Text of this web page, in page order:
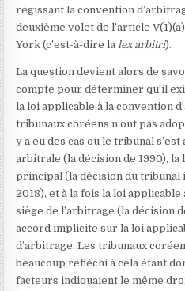
régissant la convention
deuxième volet de l’article
York (c’est-à-dire lalex arbitri).
La question devient alors de
compte pour déterminer qu’il
la loi applicable à la convention
tribunaux coréens n’ont pas
y a eu des cas où le tribunal
arbitrale (la décision de 1990),
principal (la décision du tribunal
2018), et à la fois la loi
siège de l’arbitrage (la décision
accord implicite sur la loi
d’arbitrage. Les tribunaux
beaucoup réfléchi à cela étant
facteurs indiquaient le même